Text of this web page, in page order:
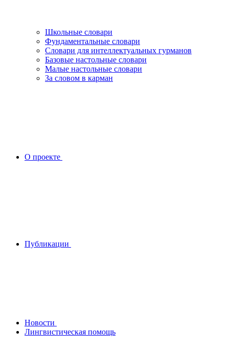
Школьные словари
Фундаментальные словари
Словари для интеллектуальных гурманов
Базовые настольные словари
Малые настольные словари
За словом в карман
О проекте
Публикации
Новости
Лингвистическая помощь